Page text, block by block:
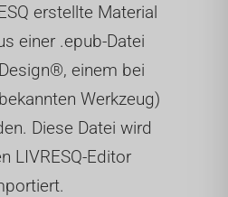
erstellte Material
einer .epub-Datei
einem bei
Werkzeug)
Diese Datei wird
LIVRESQ-Editor